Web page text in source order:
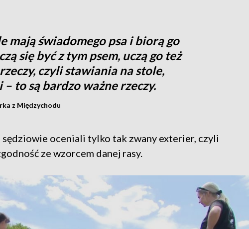
mają świadomego psa i biorą go
się być z tym psem, uczą go też
czyli stawiania na stole,
– to są bardzo ważne rzeczy.
z Międzychodu
oceniali tylko tak zwany exterier, czyli
ze wzorcem danej rasy.